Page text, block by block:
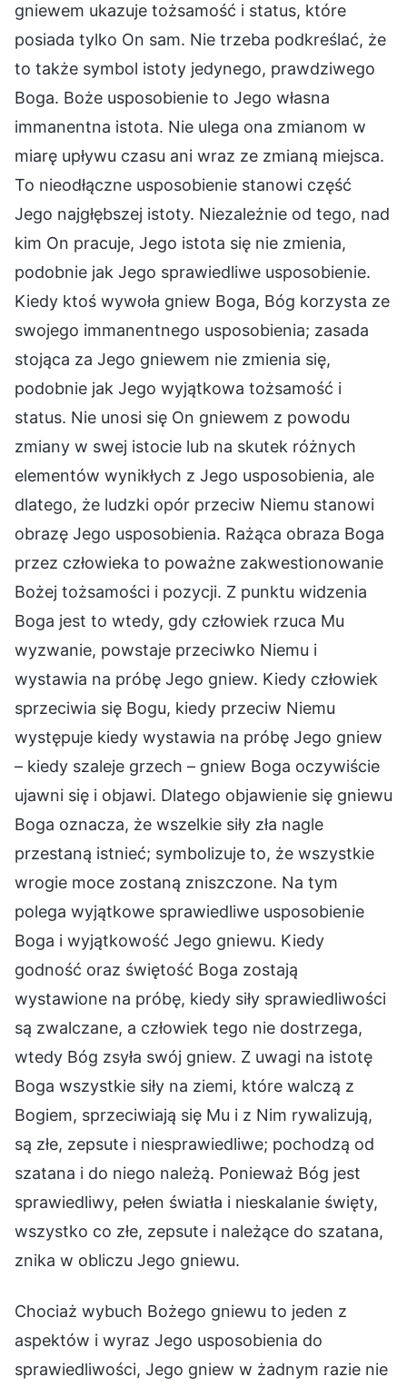
gniewem ukazuje tożsamość i status, które
posiada tylko On sam. Nie trzeba podkreślać, że
to także symbol istoty jedynego, prawdziwego
Boga. Boże usposobienie to Jego własna
immanentna istota. Nie ulega ona zmianom w
miarę upływu czasu ani wraz ze zmianą miejsca.
To nieodłączne usposobienie stanowi część
Jego najgłębszej istoty. Niezależnie od tego, nad
kim On pracuje, Jego istota się nie zmienia,
podobnie jak Jego sprawiedliwe usposobienie.
Kiedy ktoś wywoła gniew Boga, Bóg korzysta ze
swojego immanentnego usposobienia; zasada
stojąca za Jego gniewem nie zmienia się,
podobnie jak Jego wyjątkowa tożsamość i
status. Nie unosi się On gniewem z powodu
zmiany w swej istocie lub na skutek różnych
elementów wynikłych z Jego usposobienia, ale
dlatego, że ludzki opór przeciw Niemu stanowi
obrazę Jego usposobienia. Rażąca obraza Boga
przez człowieka to poważne zakwestionowanie
Bożej tożsamości i pozycji. Z punktu widzenia
Boga jest to wtedy, gdy człowiek rzuca Mu
wyzwanie, powstaje przeciwko Niemu i
wystawia na próbę Jego gniew. Kiedy człowiek
sprzeciwia się Bogu, kiedy przeciw Niemu
występuje kiedy wystawia na próbę Jego gniew
– kiedy szaleje grzech – gniew Boga oczywiście
ujawni się i objawi. Dlatego objawienie się gniewu
Boga oznacza, że wszelkie siły zła nagle
przestaną istnieć; symbolizuje to, że wszystkie
wrogie moce zostaną zniszczone. Na tym
polega wyjątkowe sprawiedliwe usposobienie
Boga i wyjątkowość Jego gniewu. Kiedy
godność oraz świętość Boga zostają
wystawione na próbę, kiedy siły sprawiedliwości
są zwalczane, a człowiek tego nie dostrzega,
wtedy Bóg zsyła swój gniew. Z uwagi na istotę
Boga wszystkie siły na ziemi, które walczą z
Bogiem, sprzeciwiają się Mu i z Nim rywalizują,
są złe, zepsute i niesprawiedliwe; pochodzą od
szatana i do niego należą. Ponieważ Bóg jest
sprawiedliwy, pełen światła i nieskalanie święty,
wszystko co złe, zepsute i należące do szatana,
znika w obliczu Jego gniewu.
Chociaż wybuch Bożego gniewu to jeden z
aspektów i wyraz Jego usposobienia do
sprawiedliwości, Jego gniew w żadnym razie nie